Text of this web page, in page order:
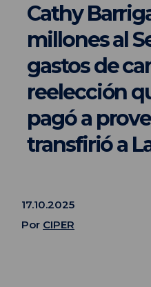
Cathy
millones al
gastos de
reelección
pagó a
transfirió a
17.10.2025
Por CIPER